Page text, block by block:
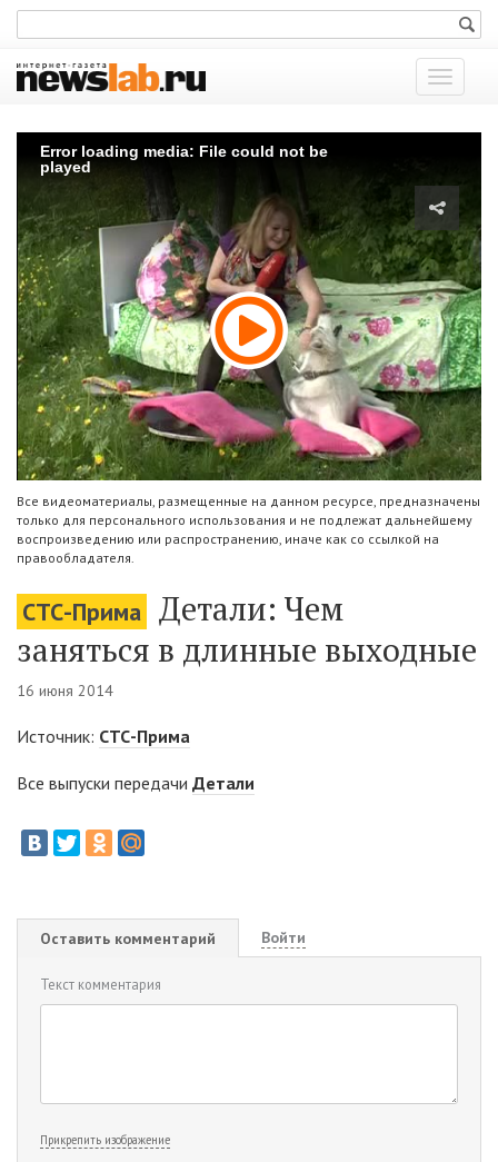
Показать
меню
Error loading media: File could not be
played
Все видеоматериалы, размещенные на данном ресурсе, предназначены
только для персонального использования и не подлежат дальнейшему
воспроизведению или распространению, иначе как со ссылкой на
правообладателя.
СТС-Прима Детали: Чем
заняться в длинные выходные
16 июня 2014
Источник: СТС-Прима
Все выпуски передачи Детали
Оставить комментарий Войти
Текст комментария
Прикрепить изображение